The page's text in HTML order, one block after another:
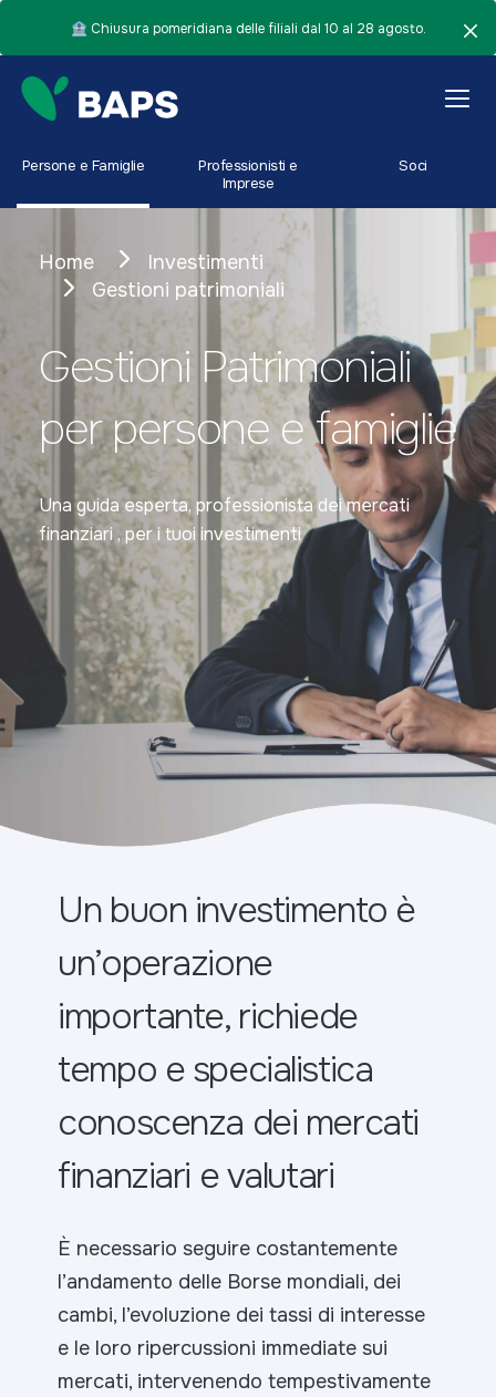
🏦 Chiusura pomeridiana delle filiali dal 10 al 28 agosto.
Persone e Famiglie
Professionisti e
Imprese
Soci
Home
Investimenti
Gestioni patrimoniali
Gestioni Patrimoniali
per persone e famiglie
Una guida esperta, professionista dei mercati
finanziari , per i tuoi investimenti
Un buon investimento è
un’operazione
importante, richiede
tempo e specialistica
conoscenza dei mercati
finanziari e valutari
È necessario seguire costantemente
l’andamento delle Borse mondiali, dei
cambi, l’evoluzione dei tassi di interesse
e le loro ripercussioni immediate sui
mercati, intervenendo tempestivamente